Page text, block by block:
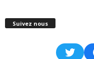
Suivez nous